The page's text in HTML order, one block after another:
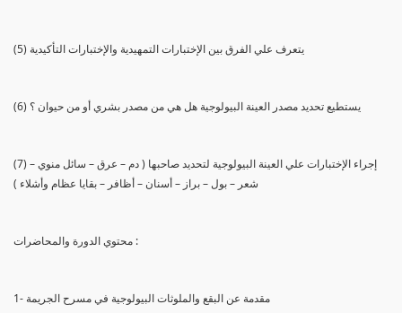
(5) يتعرف علي الفرق بين الإختبارات التمهيدية والإختبارات التأكيدية
(6) يستطيع تحديد مصدر العينة البيولوجية هل هي من مصدر بشري أو من حيوان ؟
(7) إجراء الإختبارات علي العينة البيولوجية لتحديد صاحبها ( دم – عرق – سائل منوي –
شعر – بول – براز – أسنان – أظافر – بقايا عظام وأشلاء )
محتوي الدورة والمحاضرات :
1- مقدمة عن البقع والملوثات البيولوجية في مسرح الجريمة